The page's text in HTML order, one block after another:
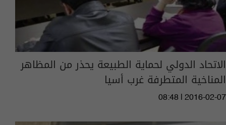
الاتحاد الدولي لحماية الطبيعة يحذر من المظاهر
المناخية المتطرفة غرب أسيا
08:48 | 2016-02-07